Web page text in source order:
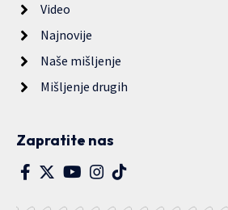
Video
Najnovije
Naše mišljenje
Mišljenje drugih
Zapratite nas